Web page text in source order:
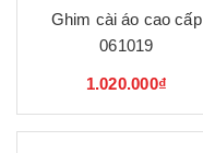
Ghim cài áo cao cấp
061019
1.020.000₫